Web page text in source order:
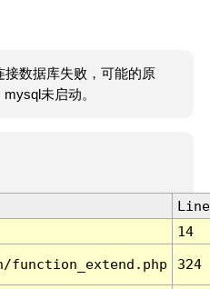
接数据库失败，可能的原
未启动。
Line
14
function_extend.php 324